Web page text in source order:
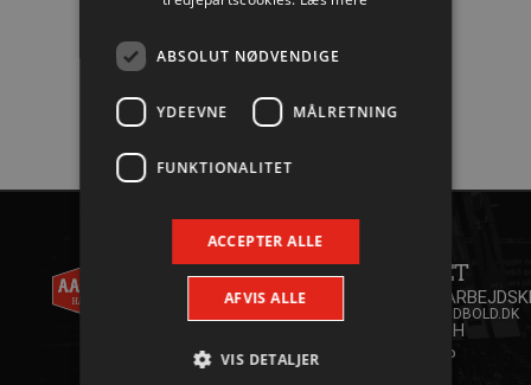
Hovedpartnere
AALBORG
HÅNDBOLD
WILLY
BRANDTS
KONTAKT
35 20 30
INFO@AALBORGHAANDBOLD.DK
ANDET
YOUTH
CAMP
ABSOLUT NØDVENDIGE
YDEEVNE MÅLRETNING
FUNKTIONALITET
ACCEPTER ALLE
AFVIS ALLE
VIS DETALJER